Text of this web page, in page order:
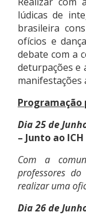
lúdicas de
brasileira
ofícios e
debate com a
deturpações e
manifestações
Programação
Dia 25 de
– Junto ao
Com a
professores
realizar uma
Dia 26 de